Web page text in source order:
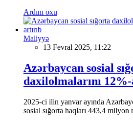
Ardını oxu
Maliyyə
13 Fevral 2025, 11:22
Azərbaycan sosial
daxilolmalarını 12%-
2025-ci ilin yanvar ayında
sosial sığorta haqları 443,4 milyon